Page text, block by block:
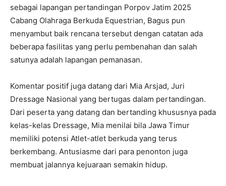
sebagai lapangan pertandingan Porpov Jatim 2025
Cabang Olahraga Berkuda Equestrian, Bagus pun
menyambut baik rencana tersebut dengan catatan ada
beberapa fasilitas yang perlu pembenahan dan salah
satunya adalah lapangan pemanasan.
Komentar positif juga datang dari Mia Arsjad, Juri
Dressage Nasional yang bertugas dalam pertandingan.
Dari peserta yang datang dan bertanding khususnya pada
kelas-kelas Dressage, Mia menilai bila Jawa Timur
memiliki potensi Atlet-atlet berkuda yang terus
berkembang. Antusiasme dari para penonton juga
membuat jalannya kejuaraan semakin hidup.